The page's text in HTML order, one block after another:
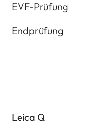
EVF-Prüfung
Endprüfung
Leica Q